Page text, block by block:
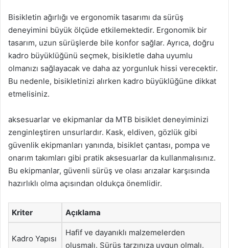
Bisikletin ağırlığı ve ergonomik tasarımı da sürüş
deneyimini büyük ölçüde etkilemektedir. Ergonomik bir
tasarım, uzun sürüşlerde bile konfor sağlar. Ayrıca, doğru
kadro büyüklüğünü seçmek, bisikletle daha uyumlu
olmanızı sağlayacak ve daha az yorgunluk hissi verecektir.
Bu nedenle, bisikletinizi alırken kadro büyüklüğüne dikkat
etmelisiniz.
aksesuarlar ve ekipmanlar da MTB bisiklet deneyiminizi
zenginleştiren unsurlardır. Kask, eldiven, gözlük gibi
güvenlik ekipmanları yanında, bisiklet çantası, pompa ve
onarım takımları gibi pratik aksesuarlar da kullanmalısınız.
Bu ekipmanlar, güvenli sürüş ve olası arızalar karşısında
hazırlıklı olma açısından oldukça önemlidir.
Kriter Açıklama
Kadro Yapısı
Hafif ve dayanıklı malzemelerden
oluşmalı. Sürüş tarzınıza uygun olmalı.